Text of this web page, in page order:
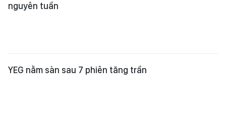
nguyên tuần
YEG nằm sàn sau 7 phiên tăng trần